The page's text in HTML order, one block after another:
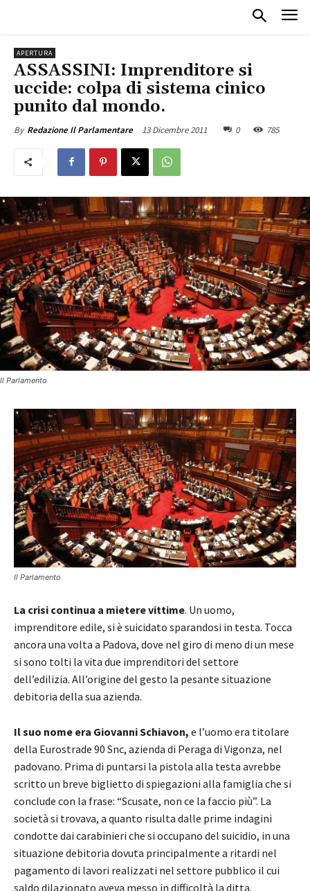
APERTURA
ASSASSINI: Imprenditore si
uccide: colpa di sistema cinico
punito dal mondo.
By Redazione Il Parlamentare 13 Dicembre 2011 0 785
Il Parlamento
Il Parlamento
La crisi continua a mietere vittime. Un uomo,
imprenditore edile, si è suicidato sparandosi in testa. Tocca
ancora una volta a Padova, dove nel giro di meno di un mese
si sono tolti la vita due imprenditori del settore
dell’edilizia. All’origine del gesto la pesante situazione
debitoria della sua azienda.
Il suo nome era Giovanni Schiavon, e l’uomo era titolare
della Eurostrade 90 Snc, azienda di Peraga di Vigonza, nel
padovano. Prima di puntarsi la pistola alla testa avrebbe
scritto un breve biglietto di spiegazioni alla famiglia che si
conclude con la frase: “Scusate, non ce la faccio più”. La
società si trovava, a quanto risulta dalle prime indagini
condotte dai carabinieri che si occupano del suicidio, in una
situazione debitoria dovuta principalmente a ritardi nel
pagamento di lavori realizzati nel settore pubblico il cui
saldo dilazionato aveva messo in difficoltà la ditta.